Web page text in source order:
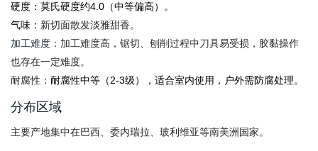
硬度​​：莫氏硬度约4.0（中等偏高）。
气味​​： 新切面散发淡雅甜香。
加工难度： 加工难度高，锯切、刨削过程中刀具易受损，胶黏操作
也存在一定难度。
耐腐性： 耐腐性中等（2-3级），适合室内使用，户外需防腐处理。
分布区域
主要产地集中在巴西、委内瑞拉、玻利维亚等南美洲国家。